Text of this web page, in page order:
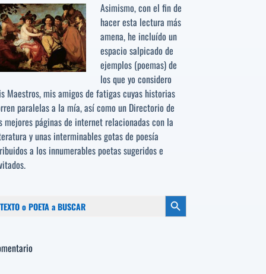
Asimismo, con el fin de
hacer esta lectura más
amena, he incluído un
espacio salpicado de
ejemplos (poemas) de
los que yo considero
Maestros, mis amigos de fatigas cuyas historias
paralelas a la mía, así como un Directorio de
mejores páginas de internet relacionadas con la
y unas interminables gotas de poesía
a los innumerables poetas sugeridose
Botón de búsqueda